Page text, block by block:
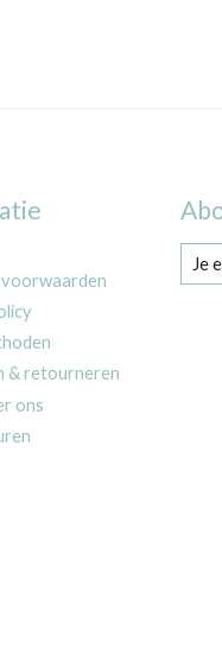
voorwaarden
& retourneren
ons